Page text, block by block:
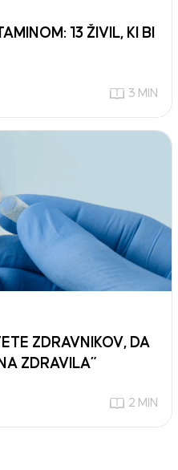
13 ŽIVIL, KI BI
3 MIN
ZDRAVNIKOV, DA
ZDRAVILA”
2 MIN